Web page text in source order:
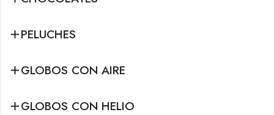
PELUCHES
GLOBOS CON AIRE
GLOBOS CON HELIO